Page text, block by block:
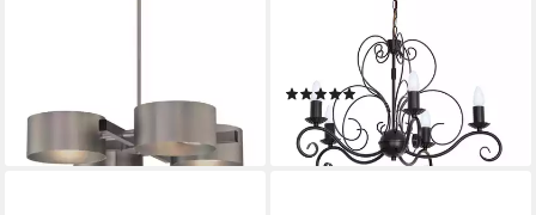
Leuchtmittel, Pendelleuchte
Schwarz Metall elegant 5-
armig E14 Hängelampe
Esszimmer(1)
159,95 €
lieferbar in 8 Wochen